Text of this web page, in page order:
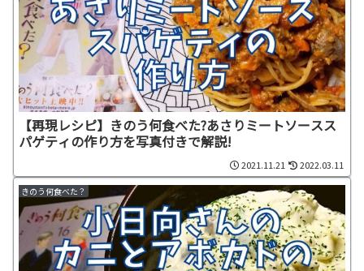
【再現レシピ】きのう何食べた?あさりミートソースス
パゲティの作り方を写真付きで解説!
2021.11.21 2022.03.11
きのう何食べた？